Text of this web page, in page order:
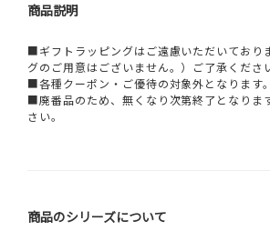
商品説明
■ギフトラッピングはご遠慮いただいており
グのご用意はございません。）ご了承くださ
■各種クーポン・ご優待の対象外となります。
■廃番品のため、無くなり次第終了となりま
さい。
商品のシリーズについて